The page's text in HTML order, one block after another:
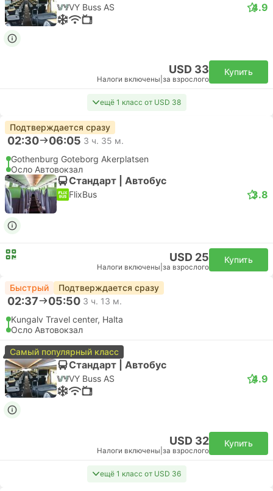
VY Buss AS 4.9
USD 33
Налоги включены за взрослого
Купить
ещё 1 класс от USD 38
Подтверждается сразу
02:30 06:05 3 ч. 35 м.
Gothenburg Goteborg Akerplatsen
Осло Автовокзал
Стандарт | Автобус
FlixBus 3.8
USD 25
Налоги включены за взрослого
Купить
Быстрый Подтверждается сразу
02:37 05:50 3 ч. 13 м.
Kungalv Travel center, Halta
Осло Автовокзал
Самый популярный класс
Стандарт | Автобус
VY Buss AS 4.9
USD 32
Налоги включены за взрослого
Купить
ещё 1 класс от USD 36